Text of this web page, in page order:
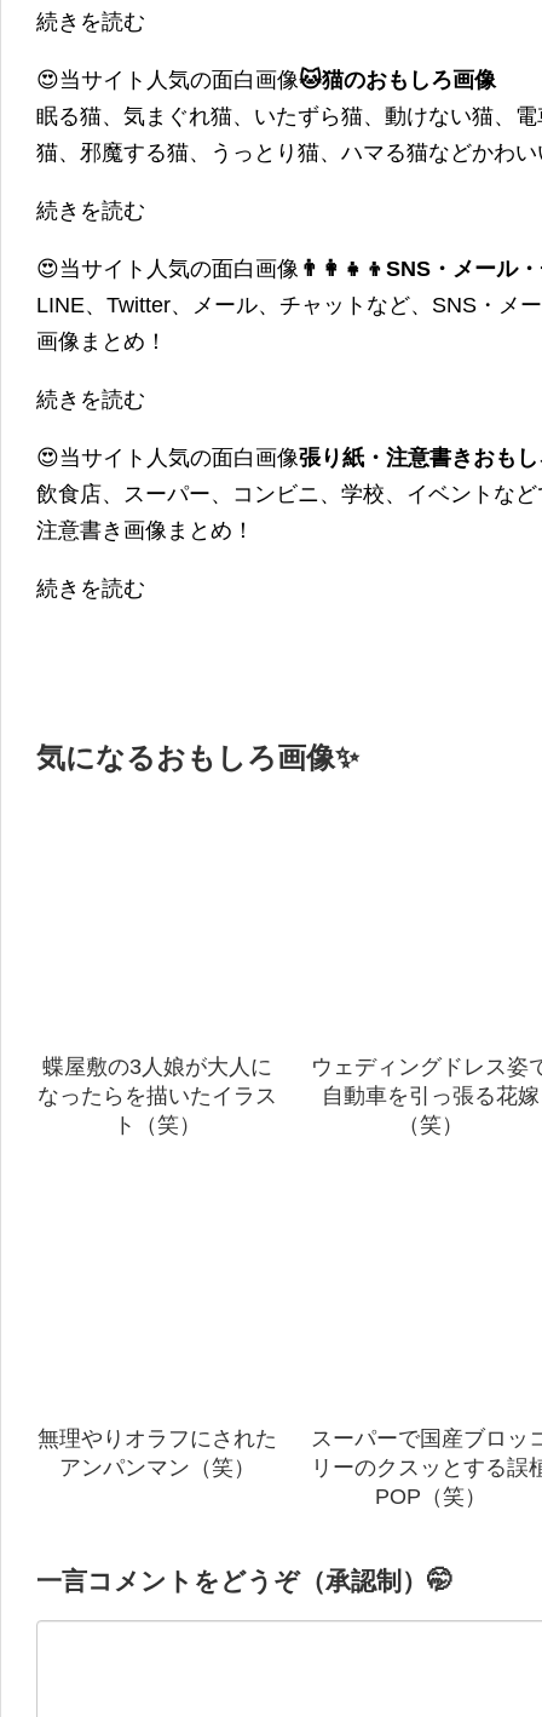
続きを読む
😍当サイト人気の面白画像🐱猫のおもしろ画像
眠る猫、気まぐれ猫、いたずら猫、動けない猫、
猫、邪魔する猫、うっとり猫、ハマる猫などかわ
続きを読む
😍当サイト人気の面白画像 👨‍👩‍👧‍👦SNS・メール
LINE、Twitter、メール、チャットなど、SNS・メ
画像まとめ！
続きを読む
😍当サイト人気の面白画像張り紙・注意書きおも
飲食店、スーパー、コンビニ、学校、イベントな
注意書き画像まとめ！
続きを読む
気になるおもしろ画像✨
蝶屋敷の3人娘が大人に
なったらを描いたイラス
ト（笑）
ウェディングドレス姿
自動車を引っ張る花嫁
（笑）
無理やりオラフにされた
アンパンマン（笑）
スーパーで国産ブロッ
リーのクスッとする誤
POP（笑）
一言コメントをどうぞ（承認制）🤭